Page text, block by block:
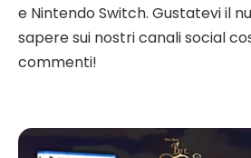
e Nintendo Switch. Gustatevi il
sapere sui nostri canali social
commenti!